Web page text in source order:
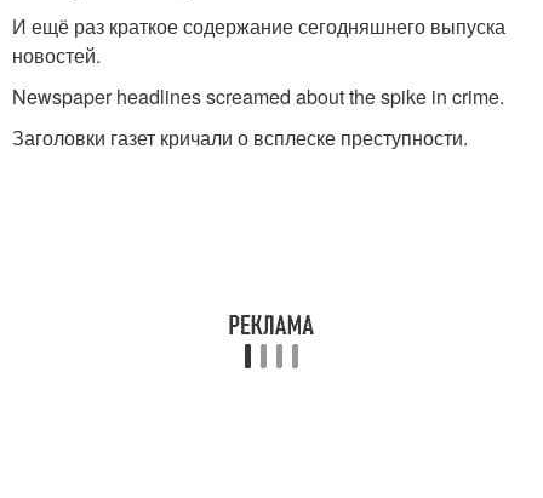
И ещё раз краткое содержание сегодняшнего выпуска
новостей.
Newspaper headlines screamed about the spike in crime.
Заголовки газет кричали о всплеске преступности.